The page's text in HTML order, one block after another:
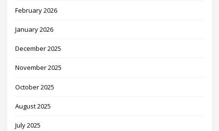
February 2026
January 2026
December 2025
November 2025
October 2025
August 2025
July 2025